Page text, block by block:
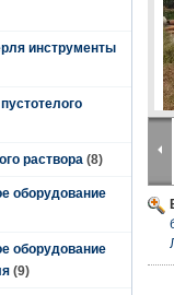
инструменты
раствора (8)
оборудование
оборудование
(9)